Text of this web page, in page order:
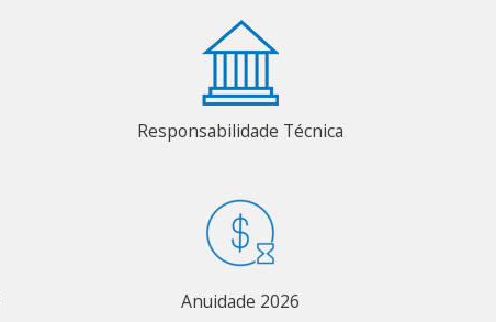
Responsabilidade Técnica
Anuidade 2026